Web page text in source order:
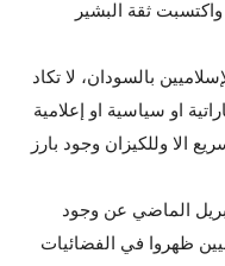
المؤيدين للديمقراطية في سبتمبر 2013 واكتسبت ثقة البشير
بالسودان، لا تكاد
او سياسية او إعلامية
الا وللكيزان وجود بارز
الماضي عن وجود
ظهروا في الفضائيات